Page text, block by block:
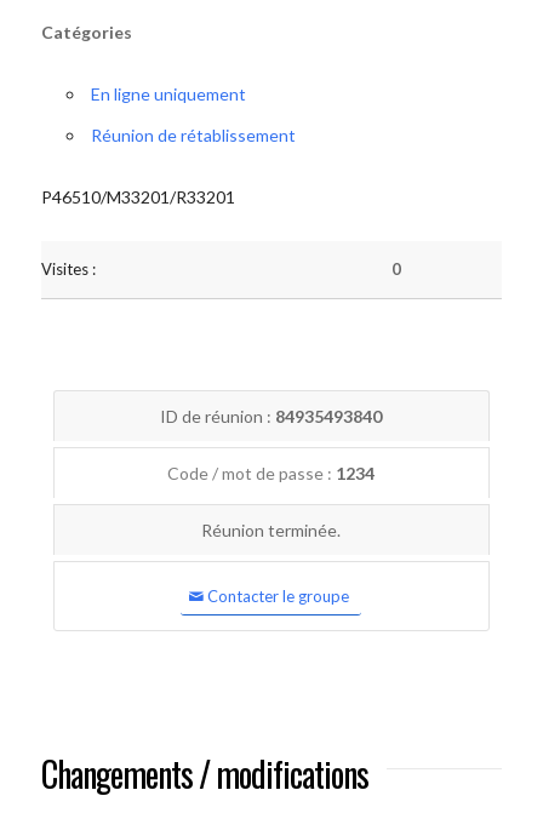
Catégories
En ligne uniquement
Réunion de rétablissement
P46510/M33201/R33201
Visites : 0
ID de réunion : 84935493840
Code / mot de passe : 1234
Réunion terminée.
Contacter le groupe
Changements / modifications